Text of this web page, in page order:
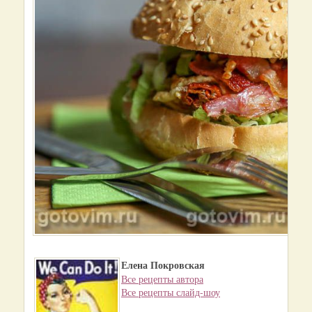
Елена Покровская
Все рецепты автора
Все рецепты слайд-шоу